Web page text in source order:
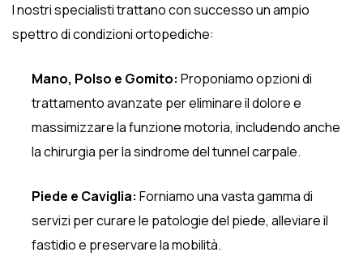
I nostri specialisti trattano con successo un ampio
spettro di condizioni ortopediche:
Mano, Polso e Gomito: Proponiamo opzioni di
trattamento avanzate per eliminare il dolore e
massimizzare la funzione motoria, includendo anche
la chirurgia per la sindrome del tunnel carpale.
Piede e Caviglia: Forniamo una vasta gamma di
servizi per curare le patologie del piede, alleviare il
fastidio e preservare la mobilità.